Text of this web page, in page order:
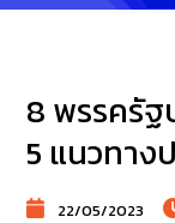
8 พรรครัฐ
5 แนวทาง
22/05/2023